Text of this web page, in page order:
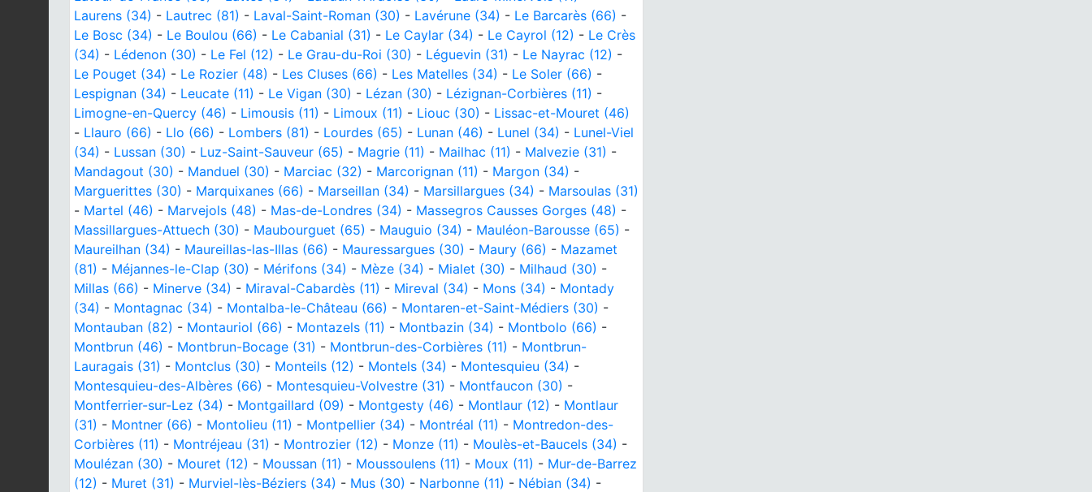
Laurens (34) - Lautrec (81) - Laval-Saint-Roman (30) - Lavérune (34) - Le Barcarès (66) -
Le Bosc (34) - Le Boulou (66) - Le Cabanial (31) - Le Caylar (34) - Le Cayrol (12) - Le Crès
(34) - Lédenon (30) - Le Fel (12) - Le Grau-du-Roi (30) - Léguevin (31) - Le Nayrac (12) -
Le Pouget (34) - Le Rozier (48) - Les Cluses (66) - Les Matelles (34) - Le Soler (66) -
Lespignan (34) - Leucate (11) - Le Vigan (30) - Lézan (30) - Lézignan-Corbières (11) -
Limogne-en-Quercy (46) - Limousis (11) - Limoux (11) - Liouc (30) - Lissac-et-Mouret (46)
- Llauro (66) - Llo (66) - Lombers (81) - Lourdes (65) - Lunan (46) - Lunel (34) - Lunel-Viel
(34) - Lussan (30) - Luz-Saint-Sauveur (65) - Magrie (11) - Mailhac (11) - Malvezie (31) -
Mandagout (30) - Manduel (30) - Marciac (32) - Marcorignan (11) - Margon (34) -
Marguerittes (30) - Marquixanes (66) - Marseillan (34) - Marsillargues (34) - Marsoulas (31)
- Martel (46) - Marvejols (48) - Mas-de-Londres (34) - Massegros Causses Gorges (48) -
Massillargues-Attuech (30) - Maubourguet (65) - Mauguio (34) - Mauléon-Barousse (65) -
Maureilhan (34) - Maureillas-las-Illas (66) - Mauressargues (30) - Maury (66) - Mazamet
(81) - Méjannes-le-Clap (30) - Mérifons (34) - Mèze (34) - Mialet (30) - Milhaud (30) -
Millas (66) - Minerve (34) - Miraval-Cabardès (11) - Mireval (34) - Mons (34) - Montady
(34) - Montagnac (34) - Montalba-le-Château (66) - Montaren-et-Saint-Médiers (30) -
Montauban (82) - Montauriol (66) - Montazels (11) - Montbazin (34) - Montbolo (66) -
Montbrun (46) - Montbrun-Bocage (31) - Montbrun-des-Corbières (11) - Montbrun-
Lauragais (31) - Montclus (30) - Monteils (12) - Montels (34) - Montesquieu (34) -
Montesquieu-des-Albères (66) - Montesquieu-Volvestre (31) - Montfaucon (30) -
Montferrier-sur-Lez (34) - Montgaillard (09) - Montgesty (46) - Montlaur (12) - Montlaur
(31) - Montner (66) - Montolieu (11) - Montpellier (34) - Montréal (11) - Montredon-des-
Corbières (11) - Montréjeau (31) - Montrozier (12) - Monze (11) - Moulès-et-Baucels (34) -
Moulézan (30) - Mouret (12) - Moussan (11) - Moussoulens (11) - Moux (11) - Mur-de-Barrez
(12) - Muret (31) - Murviel-lès-Béziers (34) - Mus (30) - Narbonne (11) - Nébian (34) -